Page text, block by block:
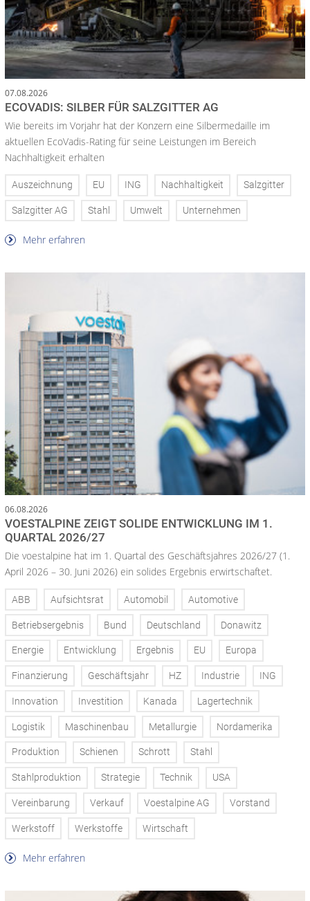
07.08.2026
ECOVADIS: SILBER FÜR SALZGITTER AG
Wie bereits im Vorjahr hat der Konzern eine Silbermedaille im
aktuellen EcoVadis-Rating für seine Leistungen im Bereich
Nachhaltigkeit erhalten
Auszeichnung EU ING Nachhaltigkeit Salzgitter
Salzgitter AG Stahl Umwelt Unternehmen
Mehr erfahren
06.08.2026
VOESTALPINE ZEIGT SOLIDE ENTWICKLUNG IM 1.
QUARTAL 2026/27
Die voestalpine hat im 1. Quartal des Geschäftsjahres 2026/27 (1.
April 2026 – 30. Juni 2026) ein solides Ergebnis erwirtschaftet.
ABB Aufsichtsrat Automobil Automotive
Betriebsergebnis Bund Deutschland Donawitz
Energie Entwicklung Ergebnis EU Europa
Finanzierung Geschäftsjahr HZ Industrie ING
Innovation Investition Kanada Lagertechnik
Logistik Maschinenbau Metallurgie Nordamerika
Produktion Schienen Schrott Stahl
Stahlproduktion Strategie Technik USA
Vereinbarung Verkauf Voestalpine AG Vorstand
Werkstoff Werkstoffe Wirtschaft
Mehr erfahren